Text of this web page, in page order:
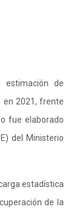
estimación de
en 2021, frente
fue elaborado
del Ministerio
estadística
de la